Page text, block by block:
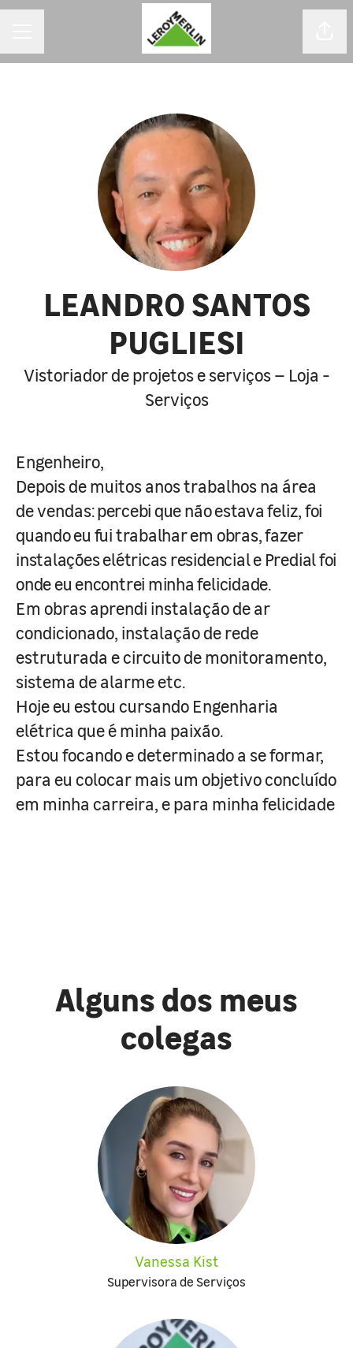
LEANDRO SANTOS
PUGLIESI
Vistoriador de projetos e serviços – Loja -
Serviços
Engenheiro,
Depois de muitos anos trabalhos na área
de vendas:percebi que não estava feliz, foi
quando eu fui trabalhar em obras, fazer
instalações elétricas residencial e Predial foi
onde eu encontrei minha felicidade.
Em obras aprendi instalação de ar
condicionado, instalação de rede
estruturada e circuito de monitoramento,
sistema de alarme etc.
Hoje eu estou cursando Engenharia
elétrica que é minha paixão.
Estou focando e determinado a se formar,
para eu colocar mais um objetivo concluído
em minha carreira, e para minha felicidade
Alguns dos meus
colegas
Vanessa Kist
Supervisora de Serviços